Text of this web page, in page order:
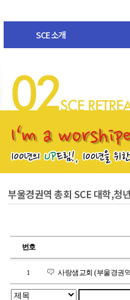
SCE 소개
부울경권역 총회 SCE 대학,청
번호
1 사랑샘교회 (부울경권